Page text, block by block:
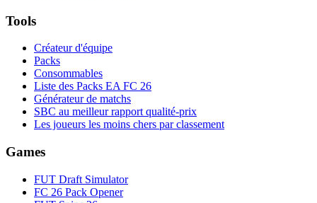
Tools
Créateur d'équipe
Packs
Consommables
Liste des Packs EA FC 26
Générateur de matchs
SBC au meilleur rapport qualité-prix
Les joueurs les moins chers par classement
Games
FUT Draft Simulator
FC 26 Pack Opener